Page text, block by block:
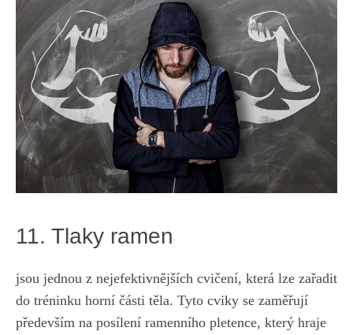
11. Tlaky ramen
jsou jednou z​ nejefektivnějších ​cvičení, která lze zařadit
do ‍tréninku horní části těla.⁤ Tyto cviky se zaměřují
především na posílení ramenního pletence, který hraje